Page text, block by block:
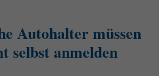
Autohalter müssen
selbst anmelden